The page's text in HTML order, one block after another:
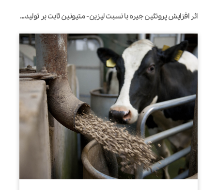
اثر افزایش پروتئین جیره با نسبت لیزین- متیونین ثابت بر تولید و جریان نیتروژن غیر آمونیاکی به هزارلا در گاوهای شیری